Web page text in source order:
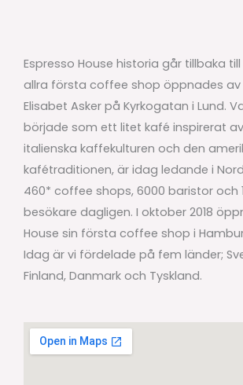
Espresso House historia går tillbaka till
allra första coffee shop öppnades av
Elisabet Asker på Kyrkogatan i Lund.
började som ett litet kafé inspirerat
italienska kaffekulturen och den
kafétraditionen, är idag ledande i
460* coffee shops, 6000 baristor och
besökare dagligen. I oktober 2018
House sin första coffee shop i
Idag är vi fördelade på fem länder;
Finland, Danmark och Tyskland.